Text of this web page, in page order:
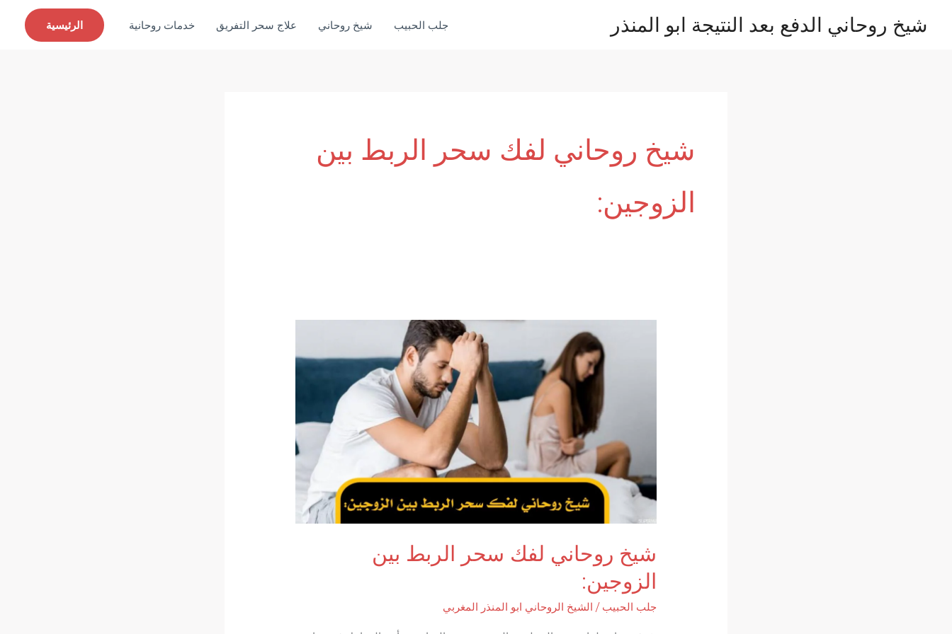
شيخ روحاني الدفع بعد النتيجة ابو المنذر جلب الحبيب شيخ روحاني علاج سحر التفريق خدمات روحانية الرئيسية
شيخ روحاني لفك سحر الربط بين
الزوجين:
شيخ روحاني لفك سحر الربط بين
الزوجين:
جلب الحبيب / الشيخ الروحاني ابو المنذر المغربي